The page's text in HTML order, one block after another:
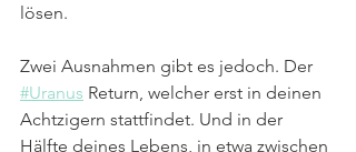
lösen.
Zwei Ausnahmen gibt es jedoch. Der
#Uranus Return, welcher erst in deinen
Achtzigern stattfindet. Und in der
Hälfte deines Lebens, in etwa zwischen